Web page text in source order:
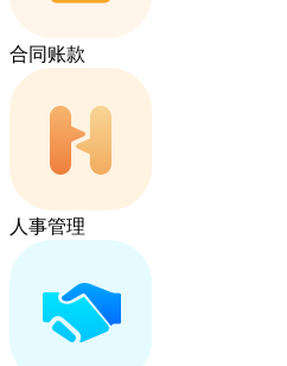
合同账款
人事管理